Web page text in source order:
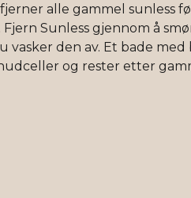
alle gammel sunless
Sunless gjennom å
vasker den av. Et bade
og rester etter